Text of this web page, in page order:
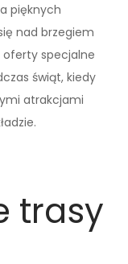
pięknych
nad brzegiem
oferty specjalne
świąt, kiedy
atrakcjami
trasy